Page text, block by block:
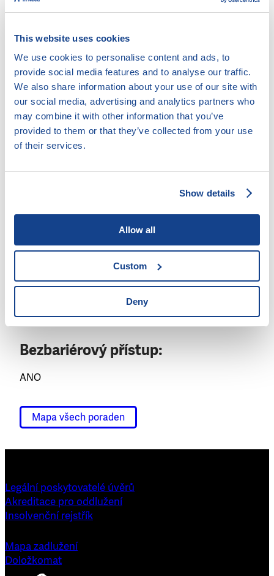
This website uses cookies
We use cookies to personalise content and ads, to
provide social media features and to analyse our traffic.
We also share information about your use of our site with
our social media, advertising and analytics partners who
may combine it with other information that you’ve
provided to them or that they’ve collected from your use
of their services.
Show details
Allow all
Custom
Deny
Psaní návrhů, vyjádření odvolání či opravných
Vymáhání dlužného výživného
Cílová skupina:
Kdokoli potřebuje pomoci
Lidé s drogovou, kriminální minulostí či lidé bez
Lidé s nižšími kompetencemi
Lidé, kteří aktivně a samostatně spolupracují
Socioekonomicky znevýhodněné rodiny s dětmi
Forma práce:
Ambulantní
Bezbariérový přístup:
ANO
Mapa všech poraden
Legální poskytovatelé úvěrů
Akreditace pro oddlužení
Insolvenční rejstřík
Mapa zadlužení
Doložkomat